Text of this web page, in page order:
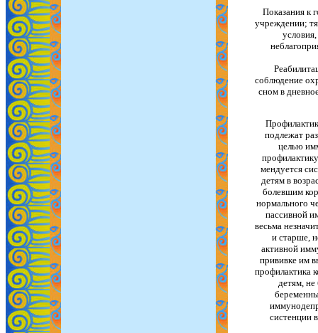
Показания к
учреждении;
соблюдение
сном в
подлежат
целью
мендуется
детям в
болевшим
нормального
пассивной
весьма
и старше,
активной
прививке им
профилактика
детям,
систенции